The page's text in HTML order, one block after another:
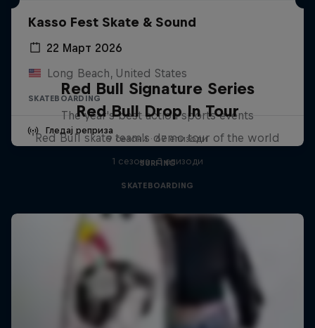
Kasso Fest Skate & Sound
22 Март 2026
Long Beach, United States
SKATEBOARDING
Гледај реприза
Red Bull Signature Series
The year's best action sports events
9 сезони · 67 епизоди
SURFING
Red Bull Drop In Tour
Red Bull skate team's demo tour of the world
1 сезона · 3 епизоди
SKATEBOARDING